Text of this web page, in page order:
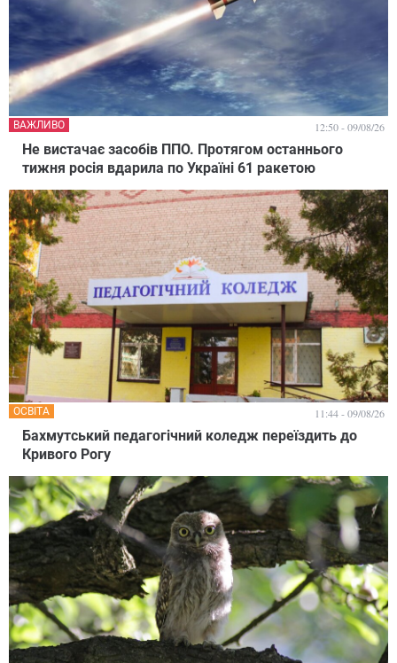
Не вистачає засобів ППО. Протягом останнього
тижня росія вдарила по Україні 61 ракетою
ВАЖЛИВО 12:50 - 09/08/26
Бахмутський педагогічний коледж переїздить до
Кривого Рогу
ОСВІТА 11:44 - 09/08/26